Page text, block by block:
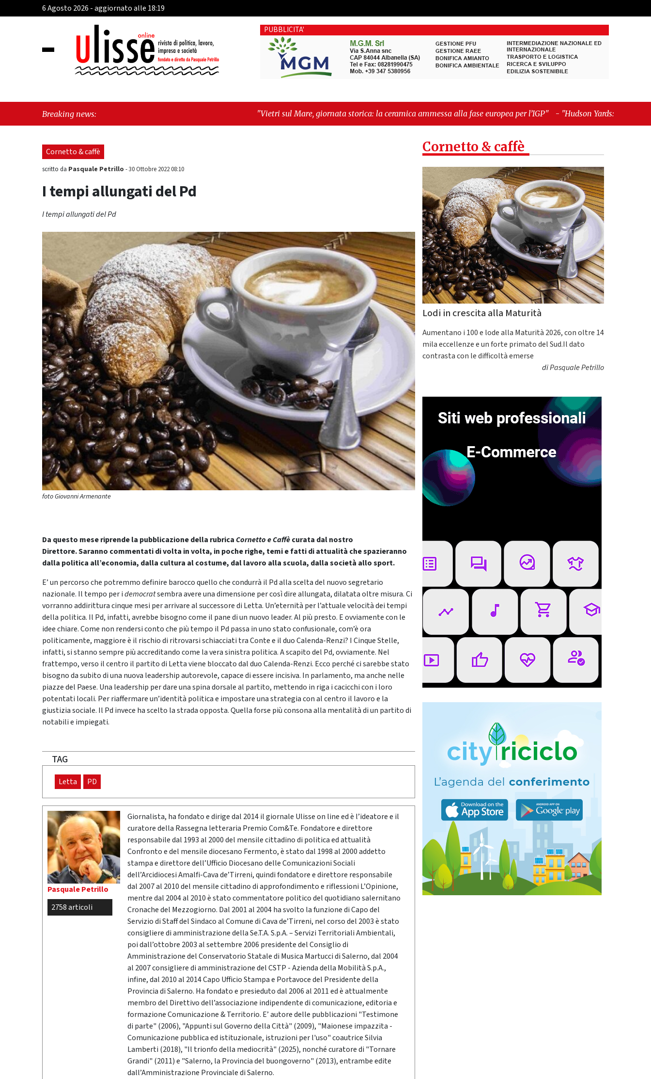
6 Agosto 2026 - aggiornato alle 18:19
PUBBLICITA'
Breaking news: "Vietri sul Mare, giornata storica: la ceramica ammessa alla fase europea per l’IGP" -"Hudson Yards: qui New York morde il
futuro"
Cornetto & caffè
scritto da Pasquale Petrillo -30 Ottobre 2022 08:10
I tempi allungati del Pd
I tempi allungati del Pd
foto Giovanni Armenante
Da questo mese riprende la pubblicazione della rubrica Cornetto e Caffècurata dal nostro
Direttore.Saranno commentati di volta in volta, in poche righe, temi e fatti di attualità che spazieranno
dalla politica all’economia, dalla cultura al costume, dal lavoro alla scuola, dalla società allo sport.
E’ un percorso che potremmo definire barocco quello che condurrà il Pd alla scelta del nuovo segretario
nazionale. Il tempo per idemocratsembra avere una dimensione per così dire allungata, dilatata oltre misura. Ci
vorranno addirittura cinque mesi per arrivare al successore di Letta. Un’eternità per l’attuale velocità dei tempi
della politica. Il Pd, infatti, avrebbe bisogno come il pane di un nuovo leader. Al più presto. E ovviamente con le
idee chiare. Come non rendersi conto che più tempo il Pd passa in uno stato confusionale, com’è ora
politicamente, maggiore è il rischio di ritrovarsi schiacciati tra Conte e il duo Calenda-Renzi? I Cinque Stelle,
infatti, si stanno sempre più accreditando come la vera sinistra politica. A scapito del Pd, ovviamente. Nel
frattempo, verso il centro il partito di Letta viene bloccato dal duo Calenda-Renzi. Ecco perché ci sarebbe stato
bisogno da subito di una nuova leadership autorevole, capace di essere incisiva. In parlamento, ma anche nelle
piazze del Paese. Una leadership per dare una spina dorsale al partito, mettendo in riga i cacicchi con i loro
potentati locali. Per riaffermare un’identità politica e impostare una strategia con al centro il lavoro e la
giustizia sociale. Il Pd invece ha scelto la strada opposta. Quella forse più consona alla mentalità di un partito di
notabili e impiegati.
TAG
Letta PD
Pasquale Petrillo
2758 articoli
Giornalista, ha fondato e dirige dal 2014 il giornale Ulisse on line ed è l’ideatore e il
curatore della Rassegna letteraria Premio Com&Te. Fondatore e direttore
responsabile dal 1993 al 2000 del mensile cittadino di politica ed attualità
Confronto e del mensile diocesano Fermento, è stato dal 1998 al 2000 addetto
stampa e direttore dell’Ufficio Diocesano delle Comunicazioni Sociali
dell’Arcidiocesi Amalfi-Cava de’Tirreni, quindi fondatore e direttore responsabile
dal 2007 al 2010 del mensile cittadino di approfondimento e riflessioni L’Opinione,
mentre dal 2004 al 2010 è stato commentatore politico del quotidiano salernitano
Cronache del Mezzogiorno. Dal 2001 al 2004 ha svolto la funzione di Capo del
Servizio di Staff del Sindaco al Comune di Cava de’Tirreni, nel corso del 2003 è stato
consigliere di amministrazione della Se.T.A. S.p.A. – Servizi Territoriali Ambientali,
poi dall’ottobre 2003 al settembre 2006 presidente del Consiglio di
Amministrazione del Conservatorio Statale di Musica Martucci di Salerno, dal 2004
al 2007 consigliere di amministrazione del CSTP - Azienda della Mobilità S.p.A.,
infine, dal 2010 al 2014 Capo Ufficio Stampa e Portavoce del Presidente della
Provincia di Salerno. Ha fondato e presieduto dal 2006 al 2011 ed è attualmente
membro del Direttivo dell’associazione indipendente di comunicazione, editoria e
formazione Comunicazione & Territorio. E’ autore delle pubblicazioni "Testimone
di parte" (2006), "Appunti sul Governo della Città" (2009), "Maionese impazzita -
Comunicazione pubblica ed istituzionale, istruzioni per l'uso" coautrice Silvia
Lamberti (2018), "Il trionfo della mediocrità" (2025), nonché curatore di "Tornare
Grandi" (2011) e "Salerno, la Provincia del buongoverno" (2013), entrambe edite
dall’Amministrazione Provinciale di Salerno.
Cornetto & caffè
Lodi in crescita alla Maturità
Aumentano i 100 e lode alla Maturità 2026, con oltre 14
mila eccellenze e un forte primato del Sud.Il dato
contrasta con le difficoltà emerse
diPasquale Petrillo